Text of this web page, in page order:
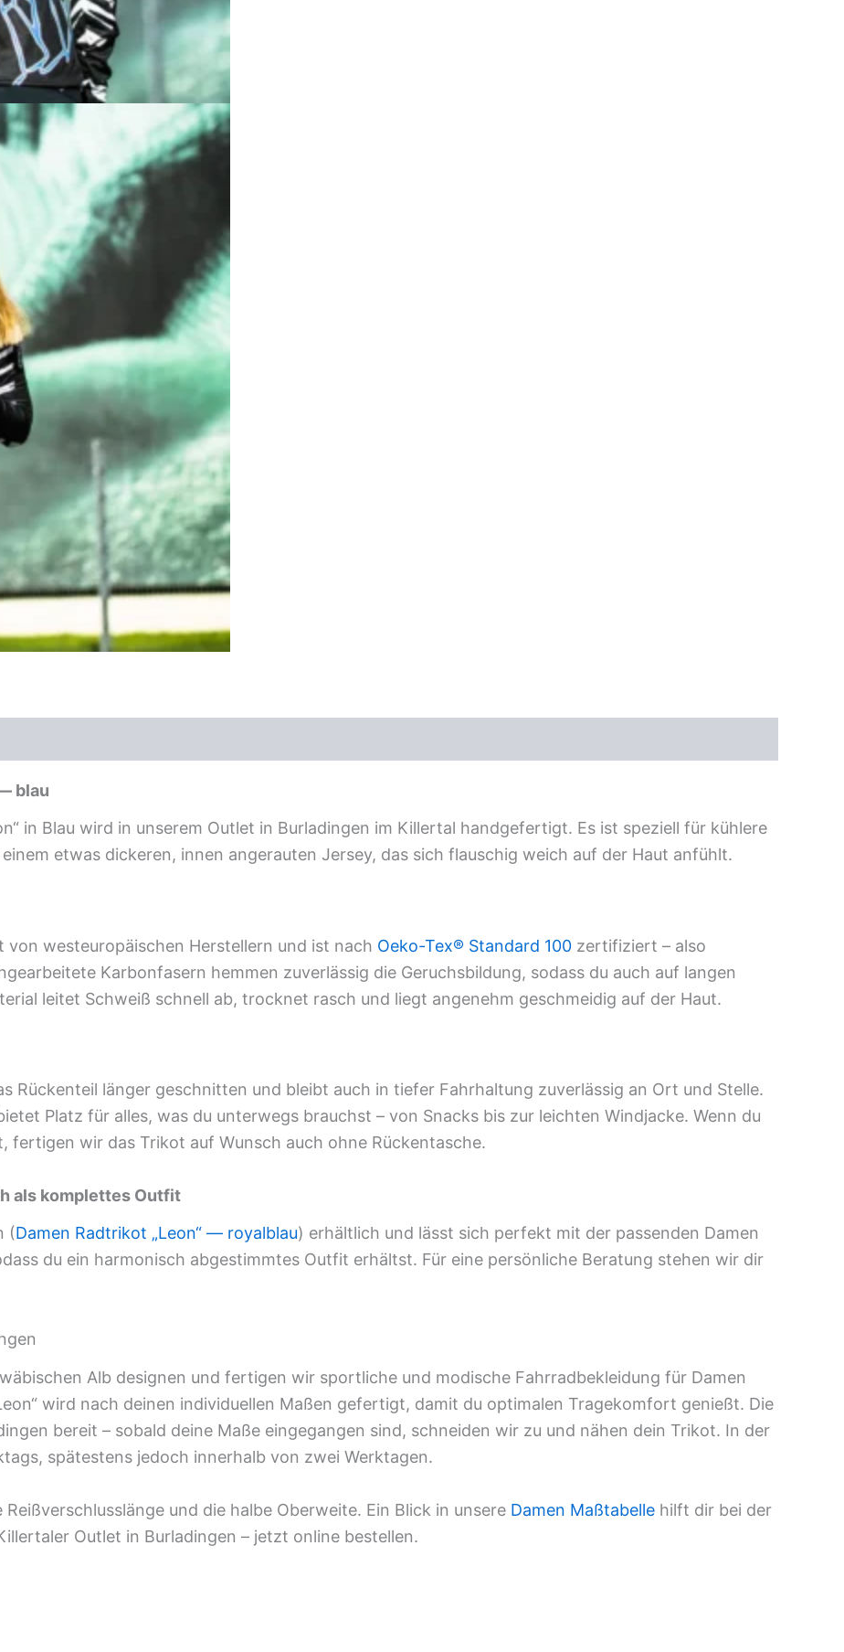
blau
in Blau wird in unserem Outlet in Burladingen im Killertal handgefertigt. Es ist speziell für kühlere
etwas dickeren, innen angerauten Jersey, das sich flauschig weich auf der Haut anfühlt.
westeuropäischen Herstellern und ist nach Oeko-Tex® Standard 100 zertifiziert – also
Karbonfasern hemmen zuverlässig die Geruchsbildung, sodass du auch auf langen
leitet Schweiß schnell ab, trocknet rasch und liegt angenehm geschmeidig auf der Haut.
Rückenteil länger geschnitten und bleibt auch in tiefer Fahrhaltung zuverlässig an Ort und Stelle.
Platz für alles, was du unterwegs brauchst – von Snacks bis zur leichten Windjacke. Wenn du
fertigen wir das Trikot auf Wunsch auch ohne Rückentasche.
als komplettes Outfit
(Damen Radtrikot „Leon“ — royalblau) erhältlich und lässt sich perfekt mit der passenden Damen
du ein harmonisch abgestimmtes Outfit erhältst. Für eine persönliche Beratung stehen wir dir
Alb designen und fertigen wir sportliche und modische Fahrradbekleidung für Damen
wird nach deinen individuellen Maßen gefertigt, damit du optimalen Tragekomfort genießt. Die
bereit – sobald deine Maße eingegangen sind, schneiden wir zu und nähen dein Trikot. In der
spätestens jedoch innerhalb von zwei Werktagen.
und die halbe Oberweite. Ein Blick in unsere Damen Maßtabelle hilft dir bei der
Outlet in Burladingen – jetzt online bestellen.